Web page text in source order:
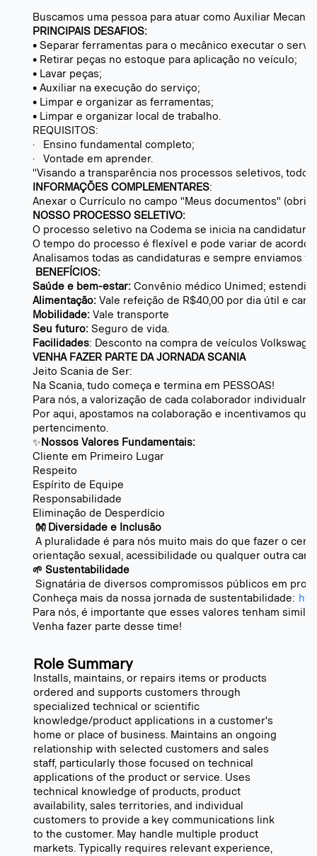
Buscamos uma pessoa para atuar como Auxiliar
PRINCIPAIS DESAFIOS:
• Separar ferramentas para o mecânico executar o
• Retirar peças no estoque para aplicação no veículo;
• Lavar peças;
• Auxiliar na execução do serviço;
• Limpar e organizar as ferramentas;
• Limpar e organizar local de trabalho.
REQUISITOS:
· Ensino fundamental completo;
· Vontade em aprender.
''Visando a transparência nos processos seletivos,
INFORMAÇÕES COMPLEMENTARES:
Anexar o Currículo no campo "Meus documentos"
NOSSO PROCESSO SELETIVO:
O processo seletivo na Codema se inicia na
O tempo do processo é flexível e pode variar de acordo
Analisamos todas as candidaturas e sempre enviamos
BENEFÍCIOS:
Saúde e bem-estar: Convênio médico Unimed;
Alimentação: Vale refeição de R$40,00 por dia útil e
Mobilidade: Vale transporte
Seu futuro: Seguro de vida.
Facilidades: Desconto na compra de veículos
VENHA FAZER PARTE DA JORNADA SCANIA
Jeito Scania de Ser:
Na Scania, tudo começa e termina em PESSOAS!
Para nós, a valorização de cada colaborador
Por aqui, apostamos na colaboração e incentivamos
pertencimento.
✨ Nossos Valores Fundamentais:
Cliente em Primeiro Lugar
Respeito
Espírito de Equipe
Responsabilidade
Eliminação de Desperdício
👐Diversidade e Inclusão
A pluralidade é para nós muito mais do que fazer o
orientação sexual, acessibilidade ou qualquer outra
🌱 Sustentabilidade
Signatária de diversos compromissos públicos em prol
Conheça mais da nossa jornada de sustentabilidade:
Para nós, é importante que esses valores tenham
Venha fazer parte desse time!
Role Summary
Installs, maintains, or repairs items or products
ordered and supports customers through
specialized technical or scientific
knowledge/product applications in a customer's
home or place of business. Maintains an ongoing
relationship with selected customers and sales
staff, particularly those focused on technical
applications of the product or service. Uses
technical knowledge of products, product
availability, sales territories, and individual
customers to provide a key communications link
to the customer. May handle multiple product
markets. Typically requires relevant experience,